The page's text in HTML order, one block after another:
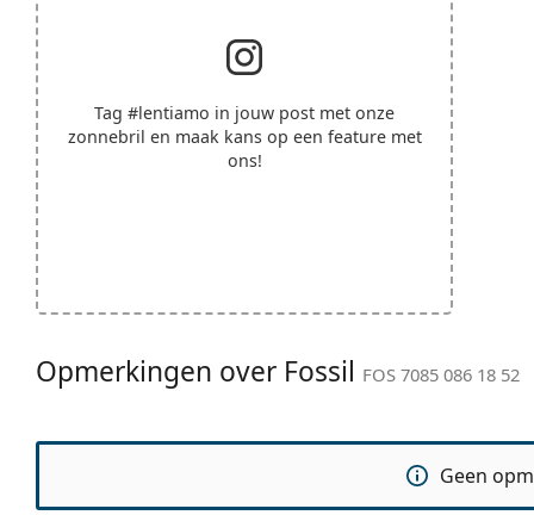
Tag #lentiamo in jouw post met onze
zonnebril en maak kans op een feature met
ons!
Opmerkingen over Fossil FOS 7085 086 18 52
Geen